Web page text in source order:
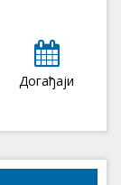
Догађаји